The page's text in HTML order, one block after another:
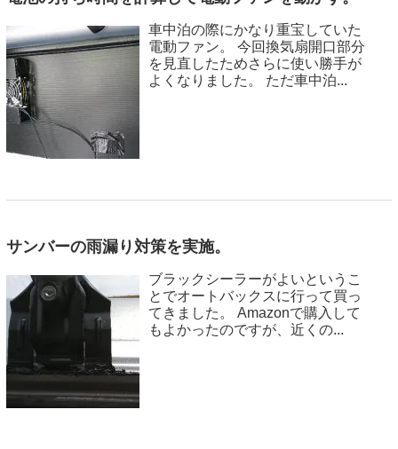
車中泊の際にかなり重宝していた
電動ファン。 今回換気扇開口部分
を見直したためさらに使い勝手が
よくなりました。 ただ車中泊...
サンバーの雨漏り対策を実施。
ブラックシーラーがよいというこ
とでオートバックスに行って買っ
てきました。 Amazonで購入して
もよかったのですが、近くの...